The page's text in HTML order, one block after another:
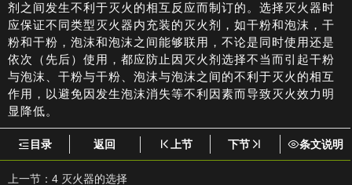
剂之间发生不利于灭火的相互反应而制订的。选择灭火器时
应保证不同类型灭火器内充装的灭火剂，如干粉和泡沫，干
粉和干粉，泡沫和泡沫之间能够联用，不论是同时使用还是
依次（先后）使用，都应防止因灭火剂选择不当而引起干粉
与泡沫、干粉与干粉、泡沫与泡沫之间的不利于灭火的相互
作用，以避免因发生泡沫消失等不利因素而导致灭火效力明
显降低。
目录 返回 上节 下节 条文说明
上一节： 4 灭火器的选择